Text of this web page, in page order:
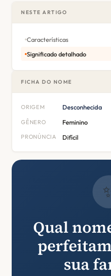
NESTE ARTIGO
Características
Significado detalhado
FICHA DO NOME
ORIGEM Desconhecida
GÊNERO Feminino
PRONÚNCIA Difícil
Qual
sua